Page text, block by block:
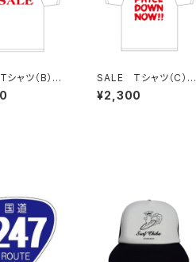
ャツ（B）W
SALE Tシャツ（C）W
hite
¥2,300